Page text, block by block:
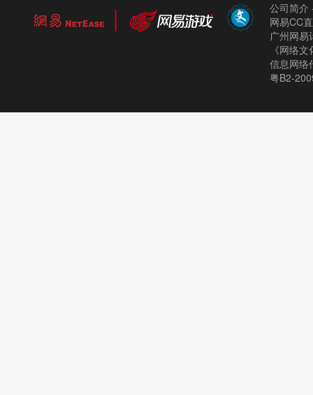
公司简介
网易CC
广州网
《网络
信息网络
粤B2-